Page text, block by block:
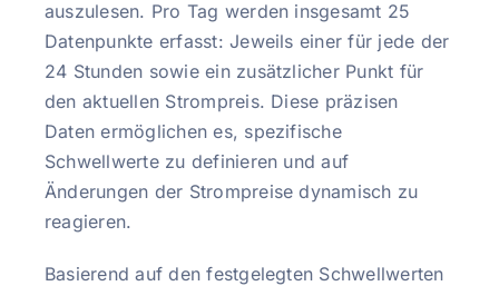
auszulesen. Pro Tag werden insgesamt 25
Datenpunkte erfasst: Jeweils einer für jede der
24 Stunden sowie ein zusätzlicher Punkt für
den aktuellen Strompreis. Diese präzisen
Daten ermöglichen es, spezifische
Schwellwerte zu definieren und auf
Änderungen der Strompreise dynamisch zu
reagieren.
Basierend auf den festgelegten Schwellwerten